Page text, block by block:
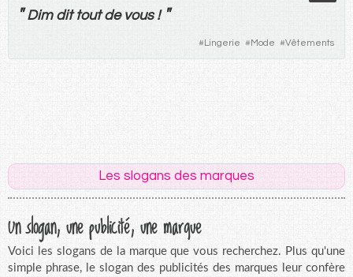
"Dim dit tout de vous! "
#Lingerie #Mode #Vêtements
Les slogans des marques
Un slogan, une publicité, une marque
Voici les slogans de la marque que vous recherchez. Plus qu'une
simple phrase, le slogan des publicités des marques leur confère